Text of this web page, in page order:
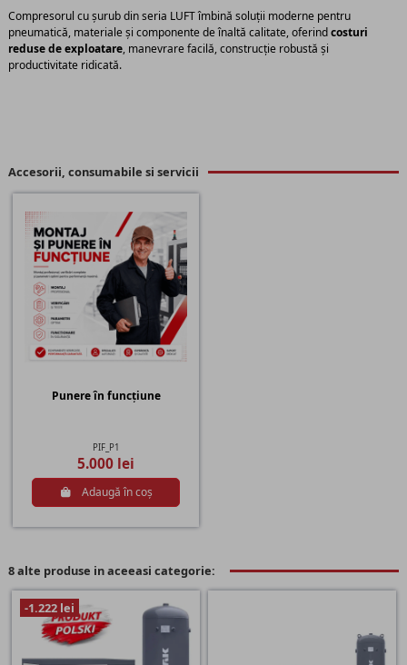
Compresorul cu șurub din seria LUFT îmbină soluții moderne pentru
pneumatică, materiale și componente de înaltă calitate, oferindcosturi
reduse de exploatare, manevrare facilă, construcție robustă și
productivitate ridicată.
Accesorii, consumabile si servicii
Punere în funcțiune
PIF_P1
5.000 lei
Adaugă în coș
8 alte produse in aceeasi categorie:
-1.222 lei